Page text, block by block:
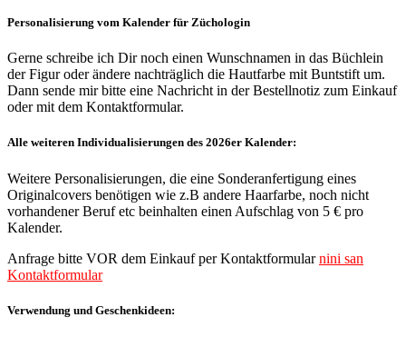
Personalisierung vom Kalender für Züchologin
Gerne schreibe ich Dir noch einen Wunschnamen in das Büchlein
der Figur oder ändere nachträglich die Hautfarbe mit Buntstift um.
Dann sende mir bitte eine Nachricht in der Bestellnotiz zum Einkauf
oder mit dem Kontaktformular.
Alle weiteren Individualisierungen des 2026er Kalender:
Weitere Personalisierungen, die eine Sonderanfertigung eines
Originalcovers benötigen wie z.B andere Haarfarbe, noch nicht
vorhandener Beruf etc beinhalten einen Aufschlag von 5 € pro
Kalender.
Anfrage bitte VOR dem Einkauf per Kontaktformularnini san
Kontaktformular
Verwendung und Geschenkideen: